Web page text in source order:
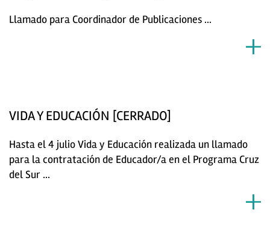
Llamado para Coordinador de Publicaciones ...
VIDA Y EDUCACIÓN [CERRADO]
Hasta el 4 julio Vida y Educación realizada un llamado
para la contratación de Educador/a en el Programa Cruz
del Sur ...